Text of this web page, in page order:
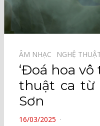
ÂM NHẠC⠀ NGHỆ
‘Ðoá hoa
thuật ca từ
Sơn
POSTED
16/03/2025